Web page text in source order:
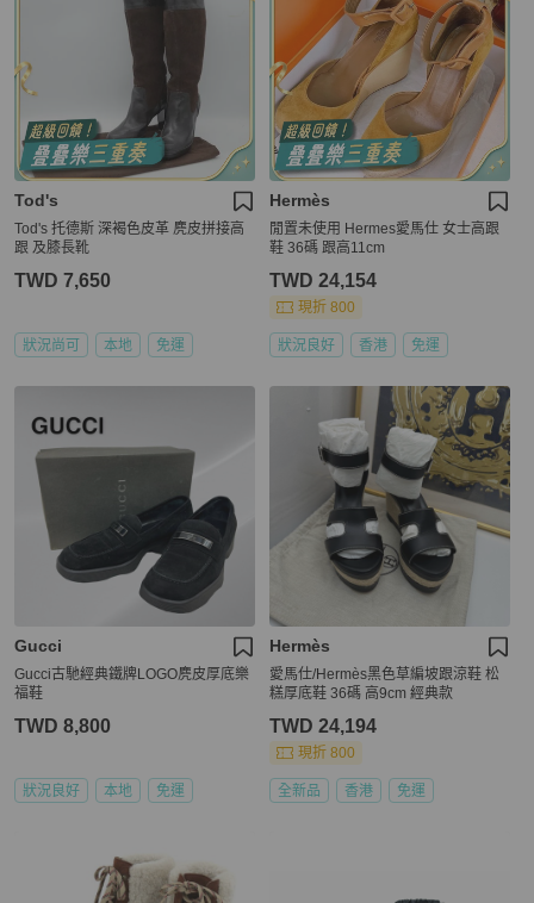
Tod's
Tod's 托德斯 深褐色皮革 麂皮拼接高
跟 及膝長靴
TWD 7,650
狀況尚可 本地 免運
Hermès
閒置未使用 Hermes愛馬仕 女士高跟
鞋 36碼 跟高11cm
TWD 24,154
現折 800
狀況良好 香港 免運
Gucci
Gucci古馳經典鐵牌LOGO麂皮厚底樂
福鞋
TWD 8,800
狀況良好 本地 免運
Hermès
愛馬仕/Hermès黑色草編坡跟涼鞋 松
糕厚底鞋 36碼 高9cm 經典款
TWD 24,194
現折 800
全新品 香港 免運